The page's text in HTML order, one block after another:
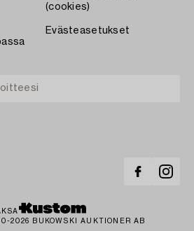
(cookies)
Evästeasetukset
2026 BUKOWSKI AUKTIONER AB